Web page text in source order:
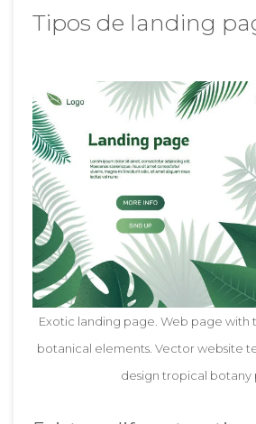
Tipos de landing
Exotic landing page. Web page with
botanical elements. Vector website
design tropical botany